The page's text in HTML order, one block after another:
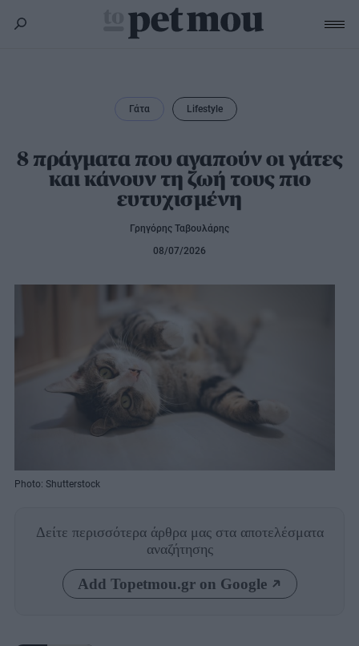
Εκπαίδευση
Lifestyle
Υγεία
Διατροφή
Άλλα κατοικίδια
Lifestyle
Γάτα
8 πράγματα που αγαπούν οι γάτες
και κάνουν τη ζωή τους πιο
ευτυχισμένη
Γρηγόρης Ταβουλάρης
08/07/2026
Photo: Shutterstock
Δείτε περισσότερα άρθρα μας στα αποτελέσματα
αναζήτησης
Add Topetmou.gr on Google